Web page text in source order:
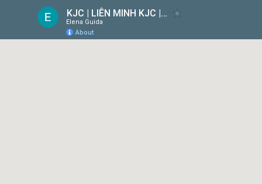
KJC | LIÊN MINH KJC | MỖI BƯỚC ĐI - MỖI Ý TƯỞNG
Elena Guida
About